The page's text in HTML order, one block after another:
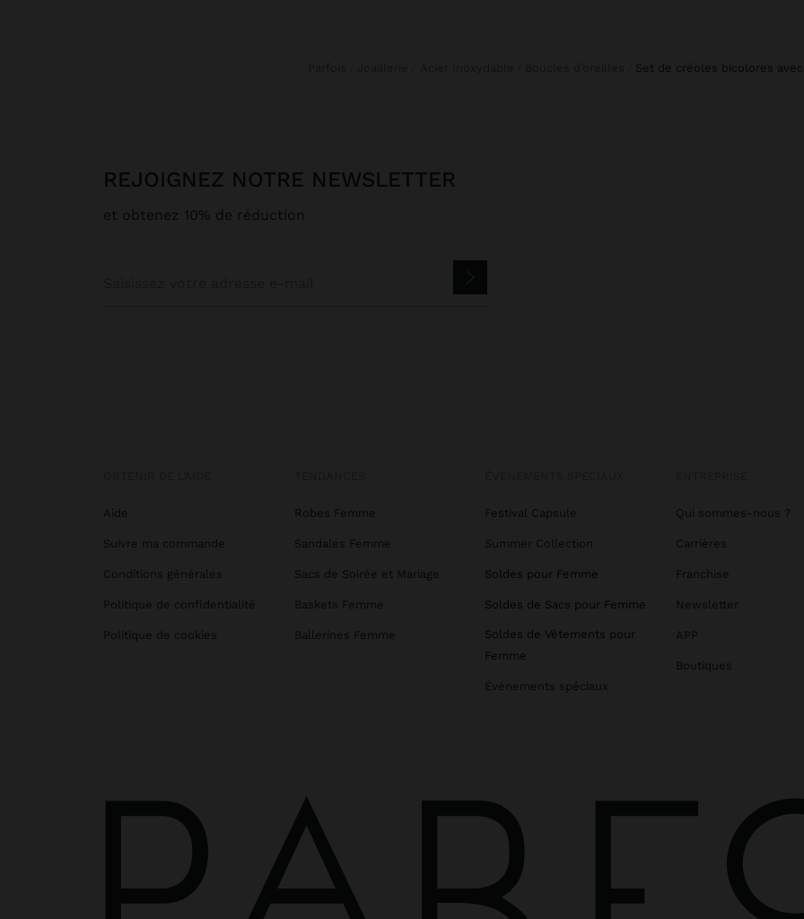
set de créoles bicolores
REJOIGNEZ NOTRE NEWSLETTER
et obtenez 10% de réduction
Aide
Suivre ma commande
Conditions générales
Politique de confidentialité
Politique de cookies
Robes Femme
Sandales Femme
Sacs de Soirée et Mariage
Baskets Femme
Ballerines Femme
Festival Capsule
Summer Collection
Soldes pour Femme
Soldes de Sacs pour Femme
Soldes de Vêtements pour
Femme
Événements spéciaux
Qui sommes-nous ?
Carrières
Franchise
Newsletter
APP
Boutiques